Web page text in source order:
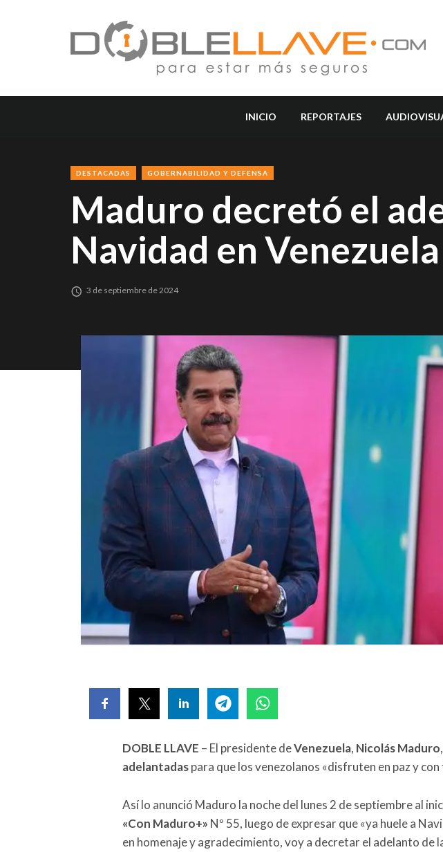
INICIO REPORTAJES
DESTACADAS GOBERNABILIDAD Y DEFENSA
Maduro decretó el
Navidad en Venezuela
3 de septiembre de 2024
DOBLE LLAVE – El presidente deVenezuela, Nicolás Maduro
adelantadaspara que los venezolanos «disfruten en paz y
Así lo anunció Maduro la noche del lunes 2 de septiembre al
«Con Maduro+» Nº 55, luego de expresar que «ya huele a
en homenaje y agradecimiento, voy a decretar el adelanto de